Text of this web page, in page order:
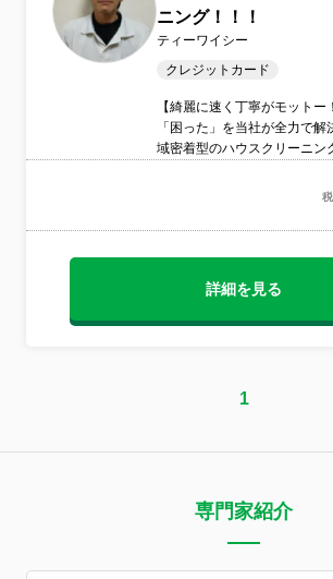
ニング！！！
ティーワイシー
クレジットカード
【綺麗に速く丁寧がモットー
「困った」を当社が全力で解
域密着型のハウスクリーニン
んでいただけるサービスを提
日よりも明後日に、より良い
任せ下さい！お困り事などご
工事(モニターホン、ウォッシ
す。◆大手で業務をしていた
す。お住いに関することに幅
おります。何でも気軽にご相
詳細を見る
1
専門家紹介